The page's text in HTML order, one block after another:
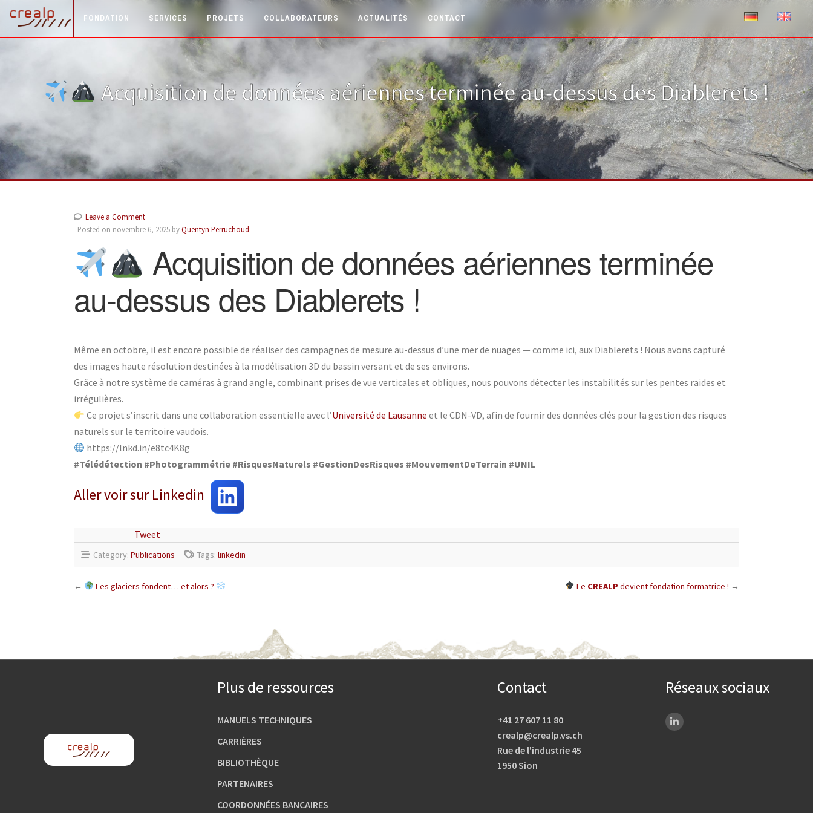
FONDATION SERVICES PROJETS COLLABORATEURS ACTUALITÉS CONTACT
Acquisition de données aériennes terminée au-dessus des Diablerets !
Leave a Comment
Posted on novembre 6, 2025 byQuentyn Perruchoud
Acquisition de données aériennes terminée
au-dessus des Diablerets !
Même en octobre, il est encore possible de réaliser des campagnes de mesure au-dessus d’une mer de nuages — comme ici, aux Diablerets ! Nous avons capturé
des images haute résolution destinées à la modélisation 3D du bassin versant et de ses environs.
Grâce à notre système de caméras à grand angle, combinant prises de vue verticales et obliques, nous pouvons détecter les instabilités sur les pentes raides et
irrégulières.
Ce projet s’inscrit dans une collaboration essentielle avec l’Université de Lausanne et le CDN-VD, afin de fournir des données clés pour la gestion des risques
naturels sur le territoire vaudois.
https://lnkd.in/e8tc4K8g
#Télédétection #Photogrammétrie #RisquesNaturels #GestionDesRisques #MouvementDeTerrain #UNIL
Aller voir sur Linkedin
Tweet
Category: Publications Tags: linkedin
← Les glaciers fondent… et alors ? Le CREALP devient fondation formatrice ! →
Plus de ressources
MANUELS TECHNIQUES
CARRIÈRES
BIBLIOTHÈQUE
PARTENAIRES
COORDONNÉES BANCAIRES
Contact
+41 27 607 11 80
crealp@crealp.vs.ch
Rue de l'industrie 45
1950 Sion
Réseaux sociaux